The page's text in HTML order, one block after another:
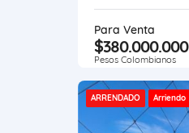
Para Venta
$380.000.000
Pesos Colombianos
ARRENDADO Arriendo